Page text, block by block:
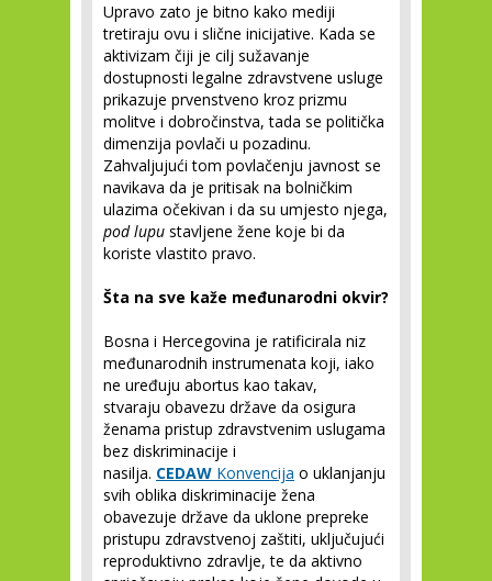
Upravo zato je bitno kako mediji
tretiraju ovu i slične inicijative. Kada se
aktivizam čiji je cilj sužavanje
dostupnosti legalne zdravstvene usluge
prikazuje prvenstveno kroz prizmu
molitve i dobročinstva, tada se politička
dimenzija povlači u pozadinu.
Zahvaljujući tom povlačenju javnost se
navikava da je pritisak na bolničkim
ulazima očekivan i da su umjesto njega,
pod lupu stavljene žene koje bi da
koriste vlastito pravo.
Šta na sve kaže međunarodni okvir?
Bosna i Hercegovina je ratificirala niz
međunarodnih instrumenata koji, iako
ne uređuju abortus kao takav,
stvaraju obavezu države da osigura
ženama pristup zdravstvenim uslugama
bez diskriminacije i
nasilja. CEDAW Konvencija o uklanjanju
svih oblika diskriminacije žena
obavezuje države da uklone prepreke
pristupu zdravstvenoj zaštiti, uključujući
reproduktivno zdravlje, te da aktivno